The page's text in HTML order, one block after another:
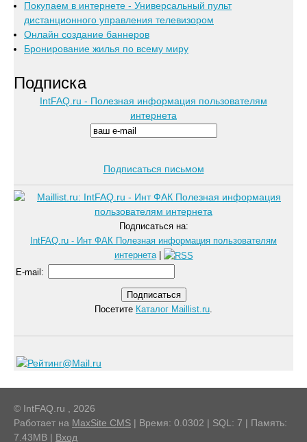
Покупаем в интернете - Универсальный пульт
дистанционного управления телевизором
Онлайн создание баннеров
Бронирование жилья по всему миру
Подписка
IntFAQ.ru - Полезная информация пользователям
интернета
Подписаться письмом
Подписаться на:
IntFAQ.ru - Инт ФАК Полезная информация пользователям
интернета|
E-mail :
Посетите Каталог Maillist.ru.
© IntFAQ.ru , 2026
Работает на MaxSite CMS | Время: 0.0302 | SQL: 7 | Память:
7.43MB | Вход